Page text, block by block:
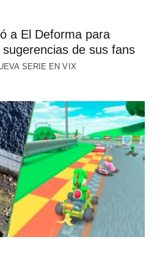
a El Deforma para
de sus fans
SERIE EN VIX